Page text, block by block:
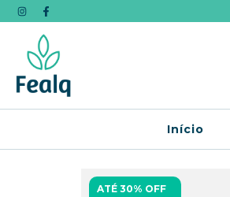
Início
ATÉ 30% OFF